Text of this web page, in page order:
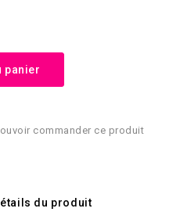
panier
commander ce produit
du produit